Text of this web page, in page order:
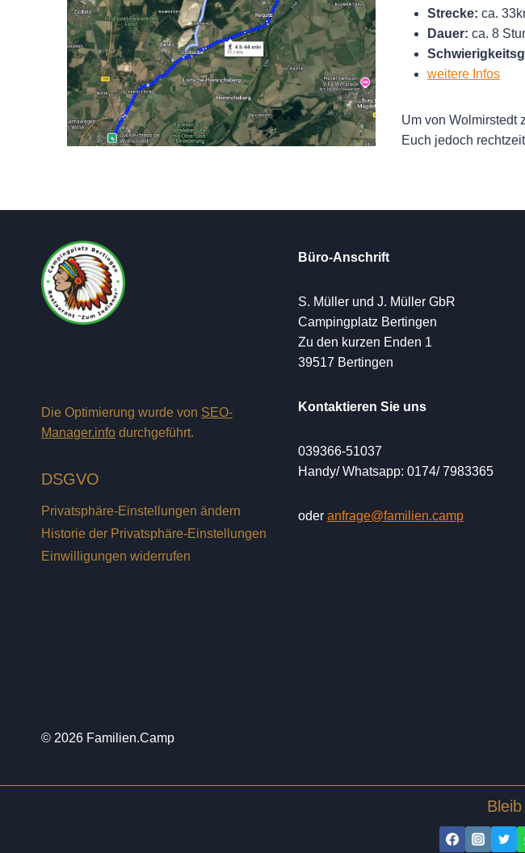
Strecke: ca.
Dauer: ca. 8
weitere Infos
Um von Wolmirstedt
Euch jedoch
Die Optimierung wurde von SEO-
Manager.info durchgeführt.
DSGVO
Privatsphäre-Einstellungen ändern
Historie der Privatsphäre-Einstellungen
Einwilligungen widerrufen
Büro-Anschrift
S. Müller und J. Müller GbR
Campingplatz Bertingen
Zu den kurzen Enden 1
39517 Bertingen
Kontaktieren Sie uns
039366-51037
Handy/ Whatsapp: 0174/ 7983365
oder anfrage@familien.camp
© 2026 Familien.Camp